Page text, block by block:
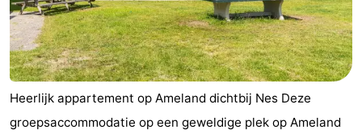
Heerlijk appartement op Ameland dichtbij Nes Deze
groepsaccommodatie op een geweldige plek op Ameland